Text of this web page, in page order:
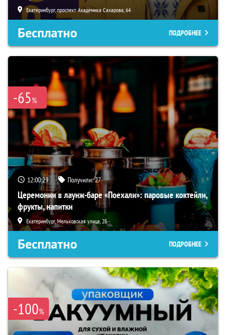
Екатеринбург, проспект Академика Сахарова, 64
Бесплатно ПОДРОБНЕЕ
-65%
12:00:28 Получили:27
Церемонии в лаунж-баре «Поехали»: паровые коктейли,
фрукты, напитки
Екатеринбург, Мельковская улица, 2Б
Бесплатно ПОДРОБНЕЕ
-100%